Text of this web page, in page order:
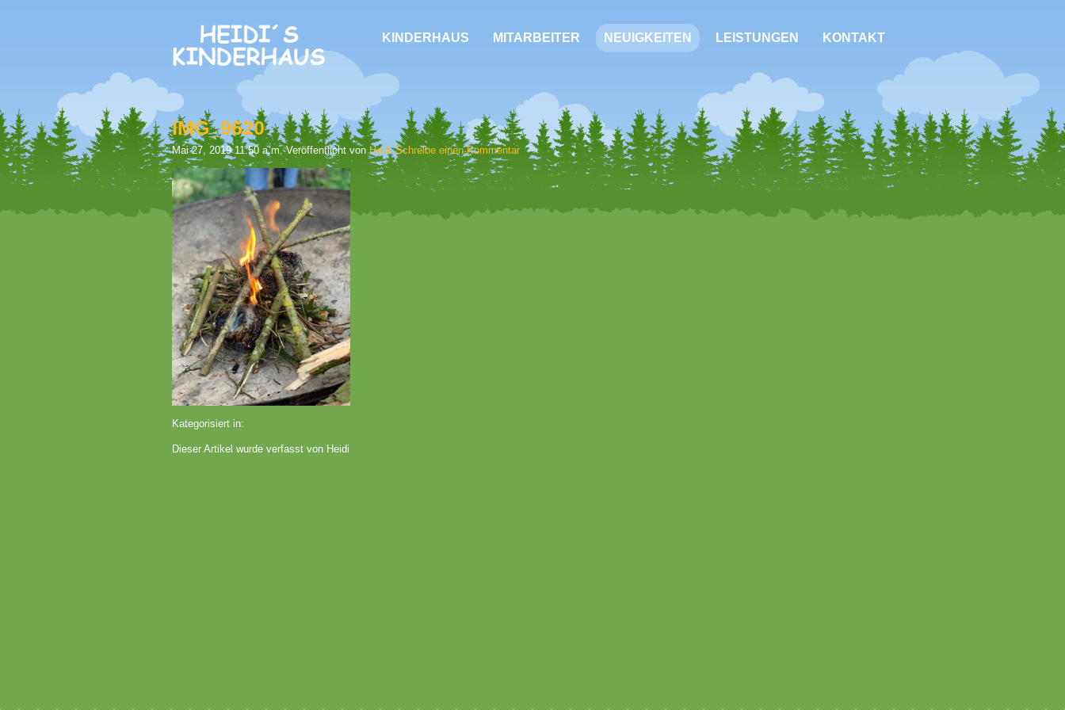
KINDERHAUS MITARBEITER NEUIGKEITEN LEISTUNGEN KONTAKT
IMG_9620
Mai 27, 2019 11:50 a.m. Veröffentlicht vonHeidi Schreibe einen Kommentar
Kategorisiert in:
Dieser Artikel wurde verfasst von Heidi